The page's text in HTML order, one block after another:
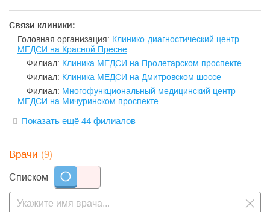
Связи клиники:
Головная организация: Клинико-диагностический центр
МЕДСИ на Красной Пресне
Филиал: Клиника МЕДСИ на Пролетарском проспекте
Филиал: Клиника МЕДСИ на Дмитровском шоссе
Филиал: Многофункциональный медицинский центр
МЕДСИ на Мичуринском проспекте
Показать ещё 44 филиалов
Врачи (9)
Списком